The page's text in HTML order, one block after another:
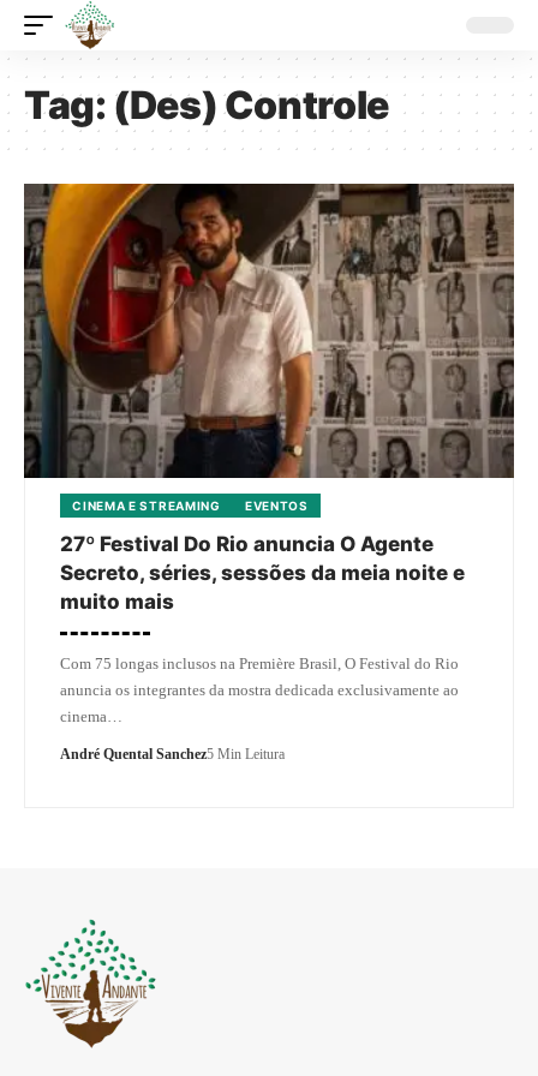
Tag: (Des) Controle
CINEMA E STREAMING EVENTOS
27º Festival Do Rio anuncia O Agente
Secreto, séries, sessões da meia noite e
muito mais
Com 75 longas inclusos na Première Brasil, O Festival do Rio
anuncia os integrantes da mostra dedicada exclusivamente ao
cinema…
André Quental Sanchez5 Min Leitura